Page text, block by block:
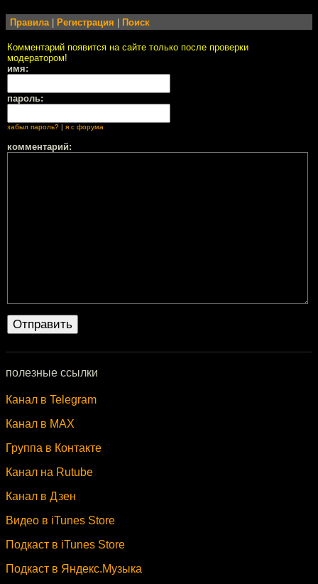
Правила Регистрация Поиск
Комментарий появится на сайте только после проверки
модератором!
имя:
пароль:
забыл пароль? | я с форума
комментарий:
полезные ссылки
Канал в Telegram
Канал в MAX
Группа в Контакте
Канал на Rutube
Канал в Дзен
Видео в iTunes Store
Подкаст в iTunes Store
Подкаст в Яндекс.Музыка